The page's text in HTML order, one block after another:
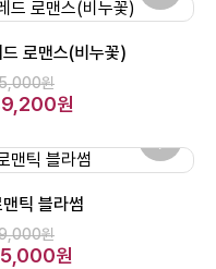
드 로맨스(비누꽃)
원
원
틱 블라썸
원
원